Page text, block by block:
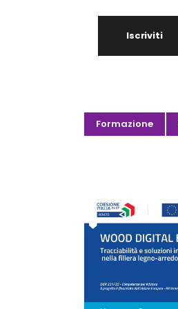
Iscriviti
Formazione